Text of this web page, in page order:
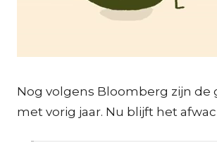
Nog volgens Bloomberg zijn de
met vorig jaar. Nu blijft het